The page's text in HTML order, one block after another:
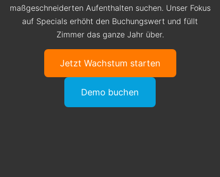
maßgeschneiderten Aufenthalten suchen. Unser Fokus
auf Specials erhöht den Buchungswert und füllt
Zimmer das ganze Jahr über.
Jetzt Wachstum starten
Demo buchen